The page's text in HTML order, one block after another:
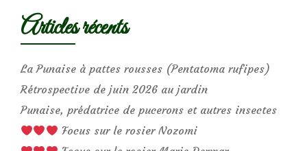
Articles récents
La Punaise à pattes rousses (Pentatoma rufipes)
Rétrospective de juin 2026 au jardin
Punaise, prédatrice de pucerons et autres insectes
Focus sur le rosier Nozomi